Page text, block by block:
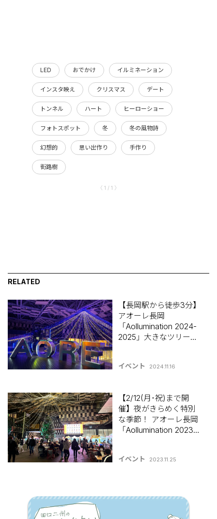
LED おでかけ イルミネーション
インスタ映え クリスマス デート
トンネル ハート ヒーローショー
フォトスポット 冬 冬の風物詩
幻想的 思い出作り 手作り
街路樹
〈 1 / 1 〉
RELATED
【長岡駅から徒歩3分】
アオーレ長岡
「Aollumination 2024-
2025」大きなツリーや
【新潟県イルミネーシ
イベント 2024.11.16
【2/12(月･祝)まで開
催】夜がきらめく特別
な季節！ アオーレ長岡
「Aollumination 2023-
#アオルミネーション
イベント 2023.11.25